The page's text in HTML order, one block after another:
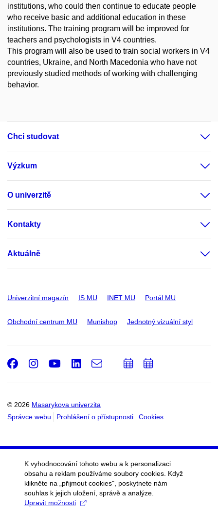
institutions, who could then continue to educate people
who receive basic and additional education in these
institutions. The training program will be improved for
teachers and psychologists in V4 countries.
This program will also be used to train social workers in V4
countries, Ukraine, and North Macedonia who have not
previously studied methods of working with challenging
behavior.
Chci studovat
Výzkum
O univerzitě
Kontakty
Aktuálně
Univerzitní magazín IS MU INET MU Portál MU
Obchodní centrum MU Munishop Jednotný vizuální styl
© 2026 Masarykova univerzita
Správce webu
Prohlášení o přístupnosti Cookies
Facebook
Instagram
Youtube
LinkedIn
e-
PřidatPřidat
K vyhodnocování tohoto webu a k personalizaci
obsahu a reklam používáme soubory cookies. Když
klikněte na „přijmout cookies", poskytnete nám
souhlas k jejich uložení, správě a analýze.
Upravit možnosti